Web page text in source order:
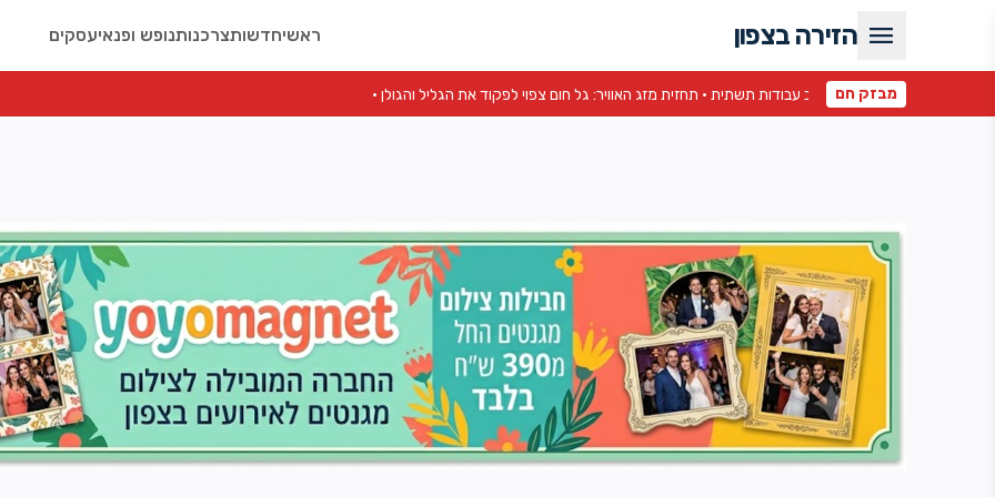
menu הזירה בצפון ראשיחדשותצרכנותנופש ופנאיעסקים
מבזק חם
מזג האוויר: גל חום צפוי לפקוד את הגליל והגולן •